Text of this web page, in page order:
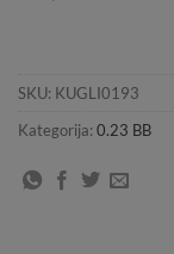
SKU: KUGLI0193
Kategorija: 0.23 BB